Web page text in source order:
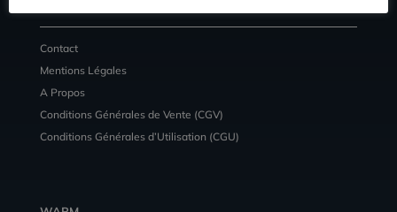
Contact
Mentions Légales
A Propos
Conditions Générales de Vente (CGV)
Conditions Générales d’Utilisation (CGU)